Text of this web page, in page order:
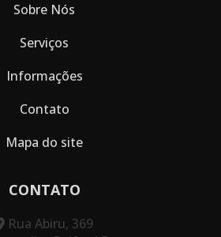
Sobre Nós
Serviços
Informações
Contato
Mapa do site
CONTATO
Rua Abiru, 369